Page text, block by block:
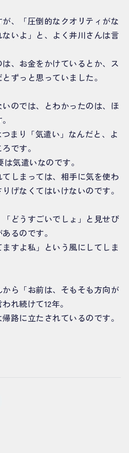
、「圧倒的なクオリティがな
いよ」と、よく井川さんは言
は、お金をかけているとか、ス
ずっと思っていました。
のでは、とわかったのは、ほ
まり「気遣い」なんだと、よ
です。
気遣いなのです。
しまっては、相手に気を使わ
げなくてはいけないのです。
どうすごいでしょ」と見せび
るのです。
すよ私」という風にしてしま
ら「お前は、そもそも方向が
れ続けて12年。
路に立たされているのです。